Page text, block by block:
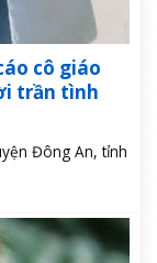
cô giáo
trần tình
Đông An, tỉnh